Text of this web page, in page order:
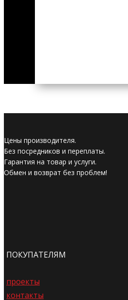
Цены производителя.
Без посредников и переплаты.
Гарантия на товар и услуги.
Обмен и возврат без проблем!
ПОКУПАТЕЛЯМ
проекты
контакты